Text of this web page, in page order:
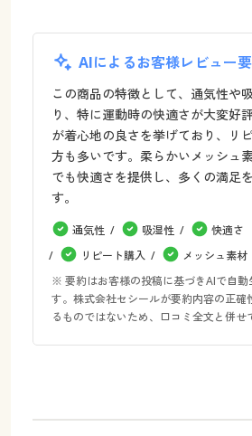
AIによるお客様レビュー
この商品の特徴として、通気性や
り、特に運動時の快適さが大変好
が着心地の良さを挙げており、リ
方も多いです。柔らかいメッシュ
でも快適さを提供し、多くの満足
す。
通気性 吸湿性
快適さ
リピート購入
メッシュ素材
※ 要約はお客様の投稿に基づきAIで自動
す。株式会社セシールが要約内容の正確
るものではないため、口コミ全文と併せ